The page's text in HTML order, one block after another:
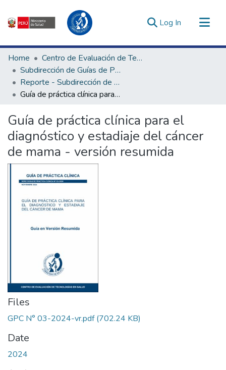
Log In (current)
Communities & Collections
All of DSpace
Statistics
Estadísticas Externas
Enlaces de interés ▾
Home
Centro de Evaluación de Tecnologías en Salud
Subdirección de Guías de Práctica Clínica
Reporte - Subdirección de Guías de Práctica Clínica
Guía de práctica clínica para el diagnóstico y estadiaje del cáncer de mama - versión resumida
Guía de práctica clínica para el
diagnóstico y estadiaje del cáncer
de mama - versión resumida
Files
GPC N° 03-2024-vr.pdf(702.24 KB)
Date
2024